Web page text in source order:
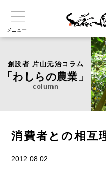
メニュー
創設者 片山元治コラム
「わしらの農業」
column
消費者との相互
2012.08.02